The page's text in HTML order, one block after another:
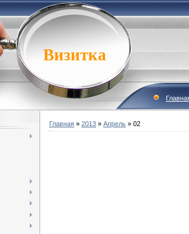
Визитка
Главная » 2013 » Апрель » 02